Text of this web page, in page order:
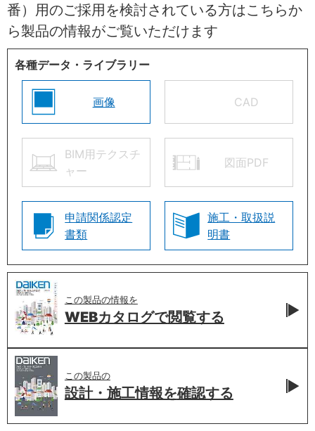
番）用のご採用を検討されている方はこちらか
ら製品の情報がご覧いただけます
各種データ・ライブラリー
画像 CAD
BIM用テクスチ
ャー
図面PDF
申請関係認定
書類
施工・取扱説
明書
この製品の情報を
WEBカタログで閲覧する
この製品の
設計・施工情報を確認する